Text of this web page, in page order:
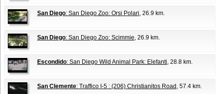
San Diego: San Diego Zoo: Orsi Polari, 26.9 km.
San Diego: San Diego Zoo: Scimmie, 26.9 km.
Escondido: San Diego Wild Animal Park: Elefanti, 28.8 km.
San Clemente: Traffico I-5 : (206) Christianitos Road , 57.4 km.